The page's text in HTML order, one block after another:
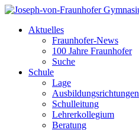
Aktuelles
Fraunhofer-News
100 Jahre Fraunhofer
Suche
Schule
Lage
Ausbildungsrichtungen
Schulleitung
Lehrerkollegium
Beratung